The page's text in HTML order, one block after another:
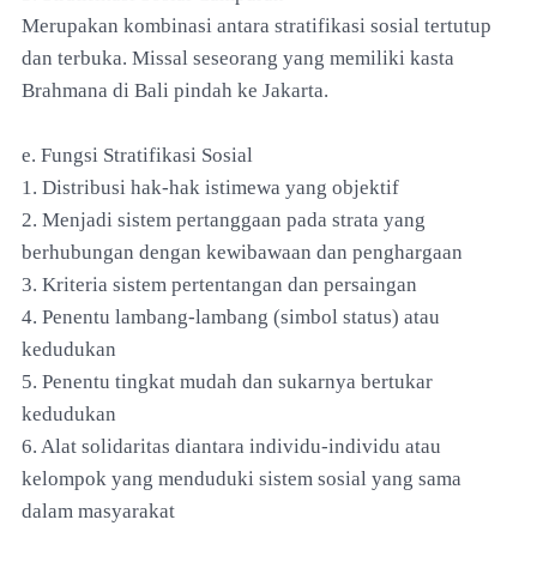
Merupakan kombinasi antara stratifikasi sosial tertutup
dan terbuka. Missal seseorang yang memiliki kasta
Brahmana di Bali pindah ke Jakarta.
e. Fungsi Stratifikasi Sosial
1. Distribusi hak-hak istimewa yang objektif
2. Menjadi sistem pertanggaan pada strata yang
berhubungan dengan kewibawaan dan penghargaan
3. Kriteria sistem pertentangan dan persaingan
4. Penentu lambang-lambang (simbol status) atau
kedudukan
5. Penentu tingkat mudah dan sukarnya bertukar
kedudukan
6. Alat solidaritas diantara individu-individu atau
kelompok yang menduduki sistem sosial yang sama
dalam masyarakat